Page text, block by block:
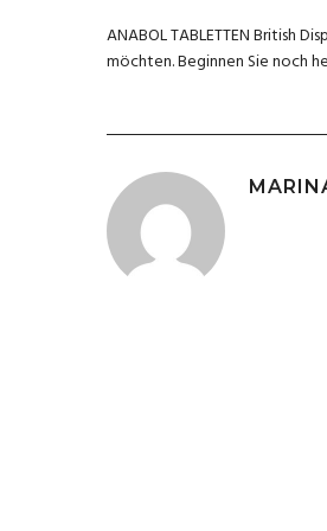
ANABOL TABLETTEN British
möchten. Beginnen Sie noch